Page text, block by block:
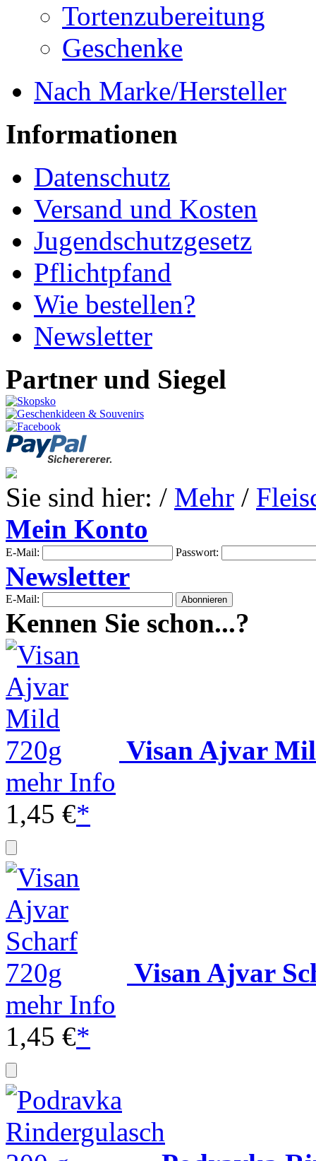
Tortenzubereitung
Geschenke
Nach Marke/Hersteller
Informationen
Datenschutz
Versand und Kosten
Jugendschutzgesetz
Pflichtpfand
Wie bestellen?
Newsletter
Partner und Siegel
Sie sind hier: / Mehr /
Mein Konto
E-Mail: Passwort:
Newsletter
E-Mail:
Kennen Sie schon...?
Visan Ajvar
mehr Info
1,45 €*
Visan Ajvar
mehr Info
1,45 €*